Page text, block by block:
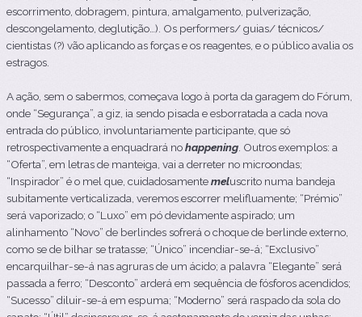
escorrimento, dobragem, pintura, amalgamento, pulverização,
descongelamento, deglutição…). Os performers/ guias/ técnicos/
cientistas (?) vão aplicando as forças e os reagentes, e o público avalia os
estragos.
A ação, sem o sabermos, começava logo à porta da garagem do Fórum,
onde “Segurança”, a giz, ia sendo pisada e esborratada a cada nova
entrada do público, involuntariamente participante, que só
retrospectivamente a enquadrará nohappening . Outros exemplos: a
“Oferta”, em letras de manteiga, vai a derreter no microondas;
“Inspirador” é o mel que, cuidadosamentemeluscrito numa bandeja
subitamente verticalizada, veremos escorrer melifluamente; “Prémio”
será vaporizado; o “Luxo” em pó devidamente aspirado; um
alinhamento “Novo” de berlindes sofrerá o choque de berlinde externo,
como se de bilhar se tratasse; “Único” incendiar-se-á; “Exclusivo”
encarquilhar-se-á nas agruras de um ácido; a palavra “Elegante” será
passada a ferro; “Desconto” arderá em sequência de fósforos acendidos;
“Sucesso” diluir-se-á em espuma; “Moderno” será raspado da sola do